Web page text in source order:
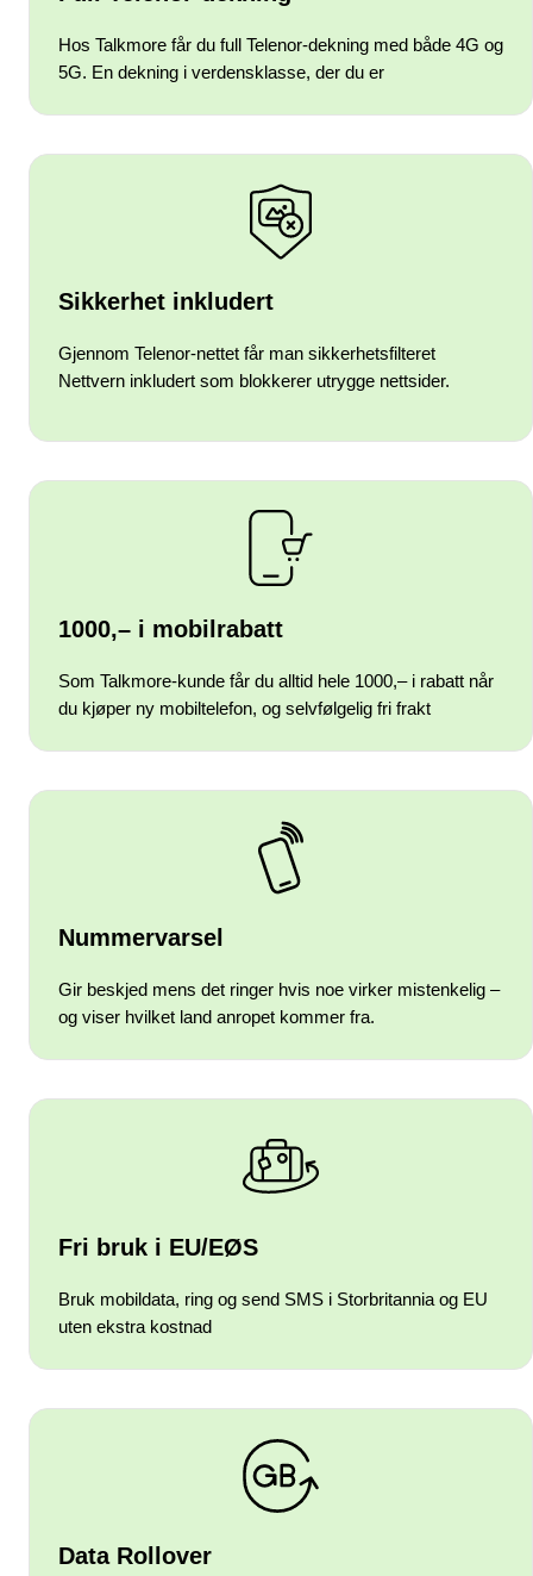
Hos Talkmore får du full Telenor-dekning med både 4G og
5G. En dekning i verdensklasse, der du er
Sikkerhet inkludert
Gjennom Telenor-nettet får man sikkerhetsfilteret
Nettvern inkludert som blokkerer utrygge nettsider.
1000,– i mobilrabatt
Som Talkmore-kunde får du alltid hele 1000,– i rabatt når
du kjøper ny mobiltelefon, og selvfølgelig fri frakt
Nummervarsel
Gir beskjed mens det ringer hvis noe virker mistenkelig –
og viser hvilket land anropet kommer fra.
Fri bruk i EU/EØS
Bruk mobildata, ring og send SMS i Storbritannia og EU
uten ekstra kostnad
Data Rollover